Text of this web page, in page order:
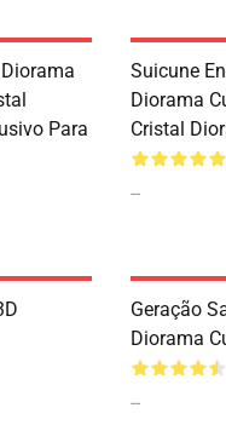
Para
Suicune
Diorama
Cristal
--
Geração
Diorama
--